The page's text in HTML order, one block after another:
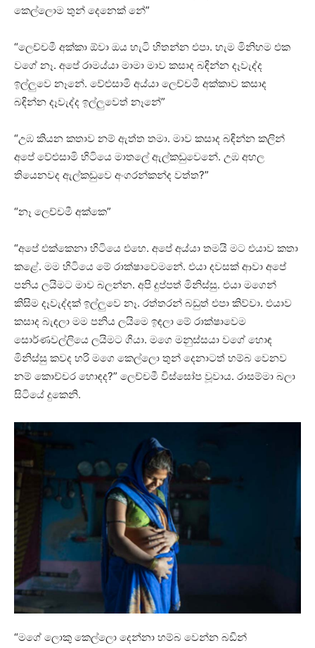
කෙල්ලොම තුන් දෙනෙක් නේ”
“ලෙච්චමී අක්කා ඕවා ඔය හැටි හිතන්න එපා. හැම මිනිහම එක
වගේ නෑ. අපේ රාමය්යා මාමා මාව කසාද බඳින්න දෑවැද්ද
ඉල්ලුවෙ නෑනේ. වේළුසාමි අය්යා ලෙච්චමී අක්කාව කසාද
බඳින්න දෑවැද්ද ඉල්ලුවෙත් නෑනේ”
“උඹ කියන කතාව නම් ඇත්ත තමා. මාව කසාද බඳින්න කලින්
අපේ වේළුසාමි හිටියෙ මාතලේ ඇල්කඩුවෙනේ. උඹ අහල
තියෙනවද ඇල්කඩුවෙ අංගරන්කන්ද වත්ත?”
“නෑ ලෙච්චමී අක්කෙ”
“අපේ එක්කෙනා හිටියෙ එහෙ. අපේ අය්යා තමයි මට එයාව කතා
කළේ. මම හිටියෙ මේ රාක්ෂාවෙමනේ. එයා දවසක් ආවා අපේ
පනිය ලයිමට මාව බලන්න. අපි දුප්පත් මිනිස්සු. එයා මගෙන්
කිසිම දෑවැද්දක් ඉල්ලුවෙ නෑ. රත්තරන් බඩුත් එපා කිව්වා. එයාව
කසාද බැඳලා මම පනිය ලයිමෙ ඉඳලා මේ රාක්ෂාවෙම
සොර්ණවල්ලියෙ ලයිමට ගියා. මගෙ මනුස්සයා වගේ හොඳ
මිනිස්සු කවද හරි මගෙ කෙල්ලො තුන් දෙනාටත් හම්බ වෙනව
නම් කොච්චර හොඳද?” ලෙච්චමී විස්සෝප වූවාය. රාසම්මා බලා
සිටියේ දුකෙනි.
“මගේ ලොකු ⁣කෙල්ලො දෙන්නා හම්බ වෙන්න බඩින්